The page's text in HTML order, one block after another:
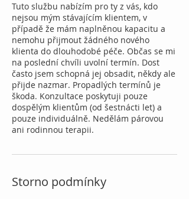
Tuto službu nabízím pro ty z vás, kdo
nejsou mým stávajícím klientem, v
případě že mám naplněnou kapacitu a
nemohu přijmout žádného nového
klienta do dlouhodobé péče. Občas se mi
na poslední chvíli uvolní termín. Dost
často jsem schopná jej obsadit, někdy ale
přijde nazmar. Propadlých termínů je
škoda. Konzultace poskytuji pouze
dospělým klientům (od šestnácti let) a
pouze individuálně. Nedělám párovou
ani rodinnou terapii.
Storno podmínky